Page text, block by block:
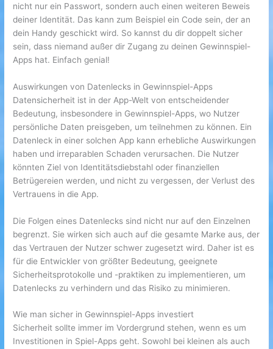
nicht nur ein Passwort, sondern auch einen weiteren Beweis
deiner Identität. Das kann zum Beispiel ein Code sein, der an
dein Handy geschickt wird. So kannst du dir doppelt sicher
sein, dass niemand außer dir Zugang zu deinen Gewinnspiel-
Apps hat. Einfach genial!
Auswirkungen von Datenlecks in Gewinnspiel-Apps
Datensicherheit ist in der App-Welt von entscheidender
Bedeutung, insbesondere in Gewinnspiel-Apps, wo Nutzer
persönliche Daten preisgeben, um teilnehmen zu können. Ein
Datenleck in einer solchen App kann erhebliche Auswirkungen
haben und irreparablen Schaden verursachen. Die Nutzer
könnten Ziel von Identitätsdiebstahl oder finanziellen
Betrügereien werden, und nicht zu vergessen, der Verlust des
Vertrauens in die App.
Die Folgen eines Datenlecks sind nicht nur auf den Einzelnen
begrenzt. Sie wirken sich auch auf die gesamte Marke aus, der
das Vertrauen der Nutzer schwer zugesetzt wird. Daher ist es
für die Entwickler von größter Bedeutung, geeignete
Sicherheitsprotokolle und -praktiken zu implementieren, um
Datenlecks zu verhindern und das Risiko zu minimieren.
Wie man sicher in Gewinnspiel-Apps investiert
Sicherheit sollte immer im Vordergrund stehen, wenn es um
Investitionen in Spiel-Apps geht. Sowohl bei kleinen als auch